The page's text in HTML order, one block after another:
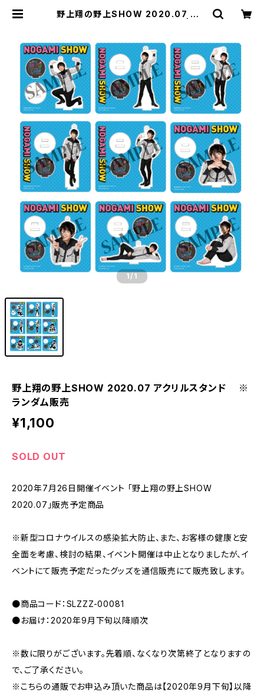
野上翔の野上SHOW 2020.07 アク
1/1
野上翔の野上SHOW 2020.07 アクリルスタンド ※
ランダム販売
¥1,100
SOLD OUT
2020年7月26日開催イベント 「野上翔の野上SHOW
2020.07」販売予定商品
※新型コロナウイルスの感染拡大防止、また、お客様の健康と安
全面を考慮、検討の結果、イベント開催は中止となりましたが、イ
ベントにて販売予定だったグッズを通信販売にて販売致します。
●商品コード：SLZZZ-00081
●お届け：2020年9月下旬以降順次
※数に限りがございます。先着順、なくなり次第終了となりますの
で、ご了承ください。
※こちらの通販でお申込み頂いた商品は【2020年9月下旬】以降